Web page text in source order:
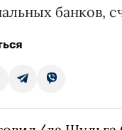
банков,